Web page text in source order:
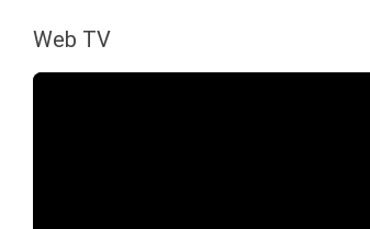
Web TV